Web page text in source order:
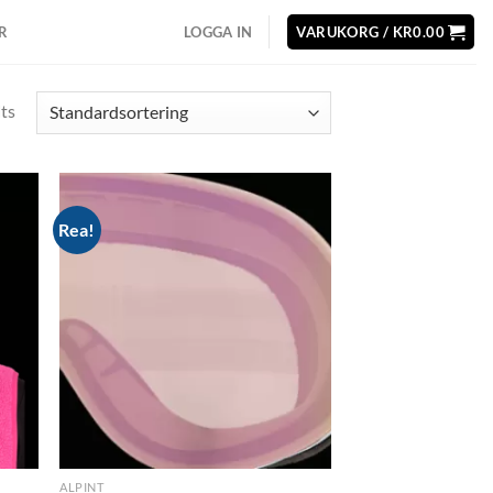
LOGGA IN VARUKORG / KR0.00
Rea!
Add to
wishlist
ALPINT